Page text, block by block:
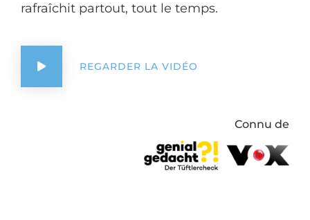
rafraîchit partout, tout le temps.
REGARDER LA VIDÉO
Connu de